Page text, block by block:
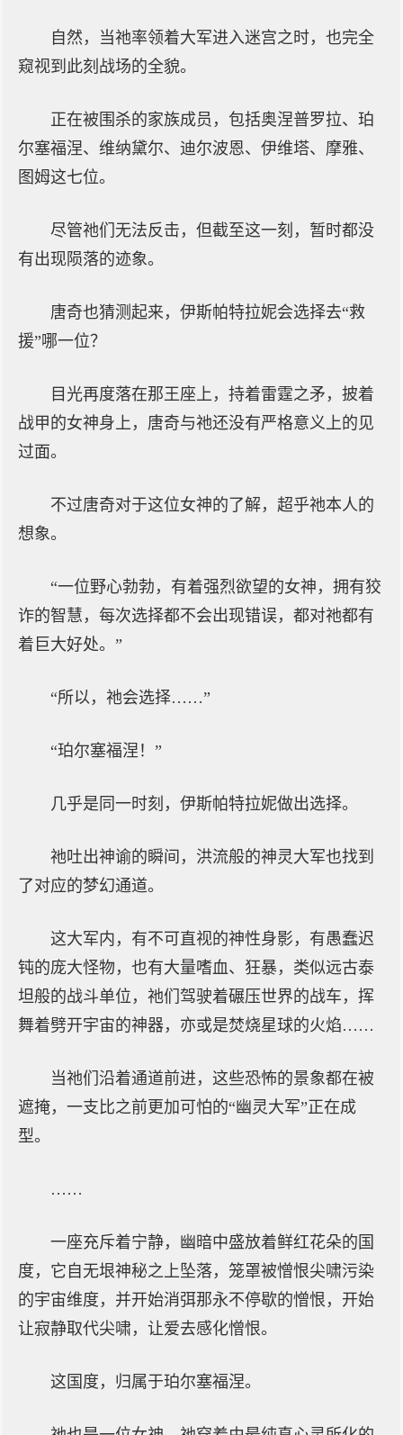
自然，当祂率领着大军进入迷宫之时，也完全
窥视到此刻战场的全貌。
正在被围杀的家族成员，包括奥涅普罗拉、珀
尔塞福涅、维纳黛尔、迪尔波恩、伊维塔、摩雅、
图姆这七位。
尽管祂们无法反击，但截至这一刻，暂时都没
有出现陨落的迹象。
唐奇也猜测起来，伊斯帕特拉妮会选择去“救
援”哪一位？
目光再度落在那王座上，持着雷霆之矛，披着
战甲的女神身上，唐奇与祂还没有严格意义上的见
过面。
不过唐奇对于这位女神的了解，超乎祂本人的
想象。
“一位野心勃勃，有着强烈欲望的女神，拥有狡
诈的智慧，每次选择都不会出现错误，都对祂都有
着巨大好处。”
“所以，祂会选择……”
“珀尔塞福涅！”
几乎是同一时刻，伊斯帕特拉妮做出选择。
祂吐出神谕的瞬间，洪流般的神灵大军也找到
了对应的梦幻通道。
这大军内，有不可直视的神性身影，有愚蠢迟
钝的庞大怪物，也有大量嗜血、狂暴，类似远古泰
坦般的战斗单位，祂们驾驶着碾压世界的战车，挥
舞着劈开宇宙的神器，亦或是焚烧星球的火焰……
当祂们沿着通道前进，这些恐怖的景象都在被
遮掩，一支比之前更加可怕的“幽灵大军”正在成
型。
……
一座充斥着宁静，幽暗中盛放着鲜红花朵的国
度，它自无垠神秘之上坠落，笼罩被憎恨尖啸污染
的宇宙维度，并开始消弭那永不停歇的憎恨，开始
让寂静取代尖啸，让爱去感化憎恨。
这国度，归属于珀尔塞福涅。